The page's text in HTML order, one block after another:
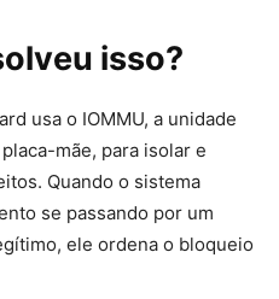
isso?
usa o IOMMU, a unidade
mãe, para isolar e
Quando o sistema
se passando por um
ele ordena o bloqueio